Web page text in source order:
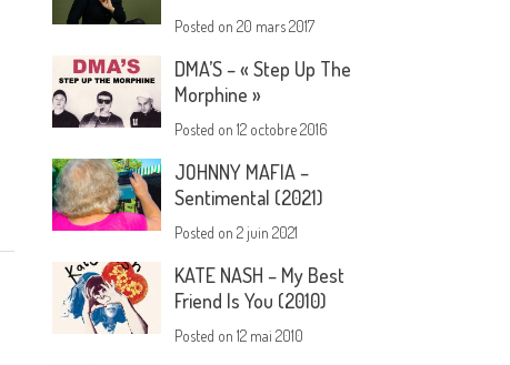
Posted on20 mars 2017
DMA’S – « Step Up The
Morphine »
Posted on12 octobre 2016
JOHNNY MAFIA –
Sentimental (2021)
Posted on2 juin 2021
KATE NASH – My Best
Friend Is You (2010)
Posted on12 mai 2010